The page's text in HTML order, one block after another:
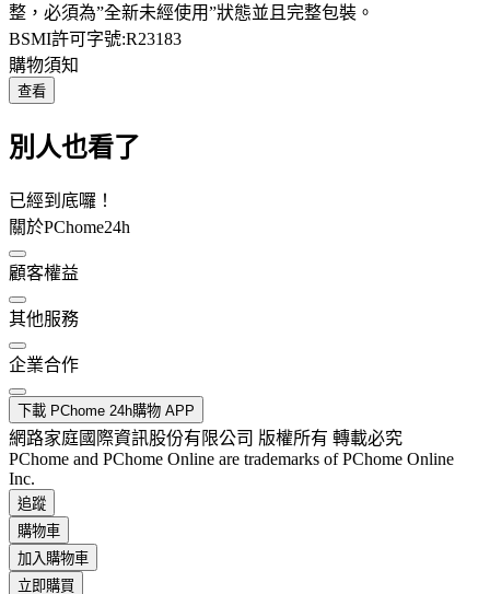
整，必須為”全新未經使用”狀態並且完整包裝。
BSMI許可字號:R23183
購物須知
查看
別人也看了
已經到底囉！
關於PChome24h
顧客權益
其他服務
企業合作
下載 PChome 24h購物 APP
網路家庭國際資訊股份有限公司 版權所有 轉載必究
PChome and PChome Online are trademarks of PChome Online
Inc.
追蹤
購物車
加入購物車
立即購買